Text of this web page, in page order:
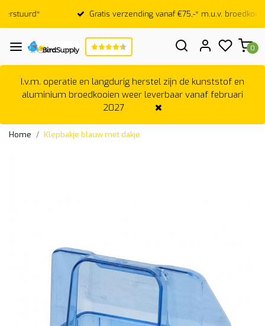
Gratis verzending vanaf €75,-* m.u.v. broedkooien
0
I.v.m. operatie en langdurig herstel zijn de kunststof en
aluminium broedkooien weer leverbaar vanaf februari
2027
Home Klepbakje blauw met dakje